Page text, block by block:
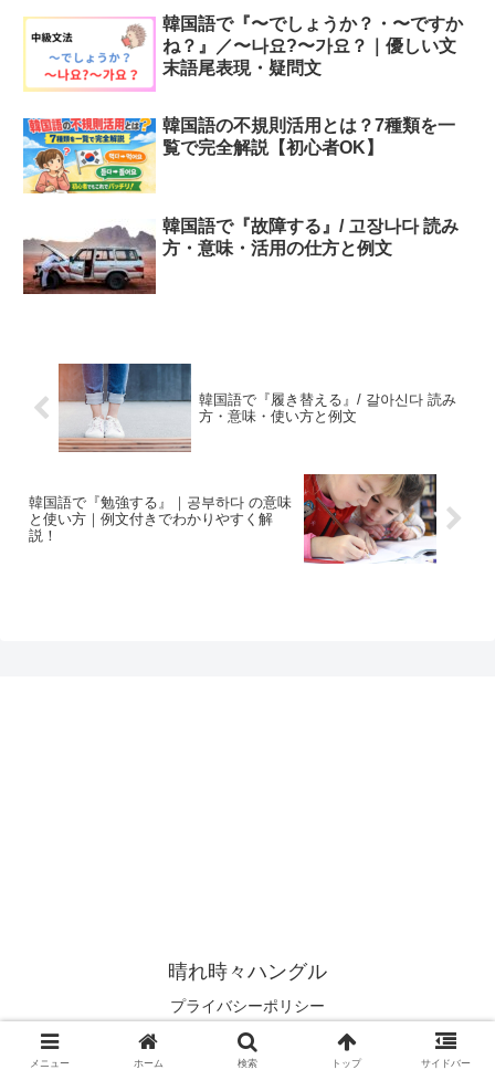
韓国語で『〜でしょうか？・〜ですか
ね？』／〜나요?〜가요？｜優しい文
末語尾表現・疑問文
韓国語の不規則活用とは？7種類を一
覧で完全解説【初心者OK】
韓国語で『故障する』/ 고장나다 読み
方・意味・活用の仕方と例文
韓国語で『履き替える』/ 갈아신다 読み
方・意味・使い方と例文
韓国語で『勉強する』｜공부하다 の意味
と使い方｜例文付きでわかりやすく解
説！
晴れ時々ハングル
プライバシーポリシー
© 2019 晴れ時々ハングル.
メニュー ホーム 検索 トップ サイドバー